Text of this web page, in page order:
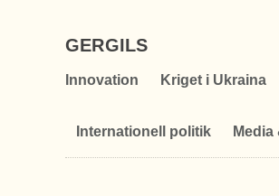
GERGILS
Innovation Kriget i Ukraina
Internationell politik